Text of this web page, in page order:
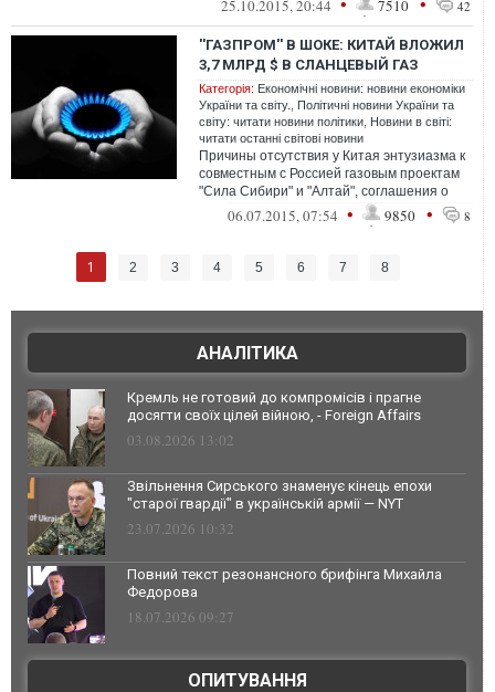
25.10.2015, 20:44 7510 42
''ГАЗПРОМ'' В ШОКЕ: КИТАЙ ВЛОЖИЛ
3,7 МЛРД $ В СЛАНЦЕВЫЙ ГАЗ
Категорія: Економічні новини: новини економіки
України та світу.
Політичні новини України та
світу: читати новини політики Новини в світі:
читати останні світові новини
Причины отсутствия у Китая энтузиазма к
совместным с Россией газовым проектам
"Сила Сибири" и "Алтай", соглашения о
которых с трудом удалось достичь н...
06.07.2015, 07:54 • 9850 • 8
1 2 3 4 5 6 7 8
АНАЛІТИКА
Кремль не готовий до компромісів і прагне
досягти своїх цілей війною, - Foreign Affairs
03.08.2026 13:02
Звільнення Сирського знаменує кінець епохи
"старої гвардії" в українській армії — NYT
23.07.2026 10:32
Повний текст резонансного брифінга Михайла
Федорова
18.07.2026 09:27
ОПИТУВАННЯ